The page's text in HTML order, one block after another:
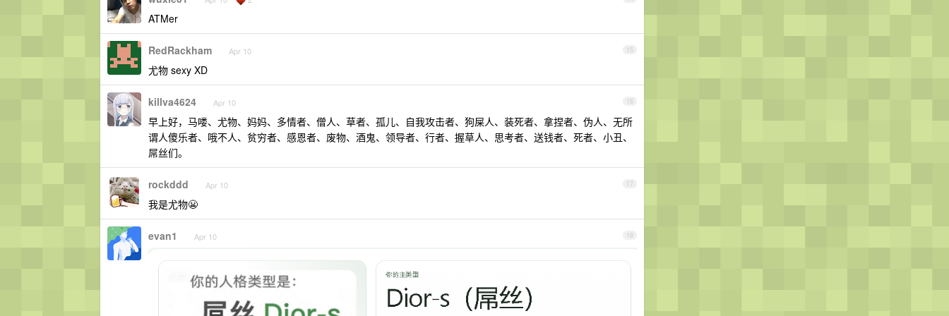
ATMer
15
RedRackham Apr 10
尤物 sexy XD
16
killva4624 Apr 10
早上好，马喽、尤物、妈妈、多情者、僧人、草者、孤儿、自我攻击者、狗屎人、装死者、拿捏者、伪人、无所
谓人傻乐者、哦不人、贫穷者、感恩者、废物、酒鬼、领导者、行者、握草人、思考者、送钱者、死者、小丑、
屌丝们。
17
rockddd Apr 10
我是尤物😬
18
evan1 Apr 10